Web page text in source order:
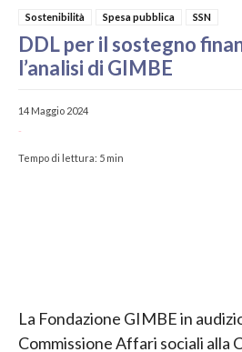
Sostenibilità Spesa pubblica SSN
DDL per il sostegno
l’analisi di GIMBE
14 Maggio 2024
-
Tempo di lettura: 5 min
La Fondazione GIMBE in
Commissione Affari sociali alla